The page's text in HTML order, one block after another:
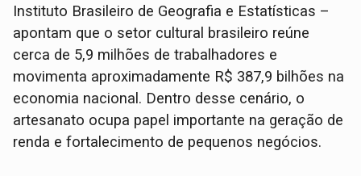
Instituto Brasileiro de Geografia e Estatísticas –
apontam que o setor cultural brasileiro reúne
cerca de 5,9 milhões de trabalhadores e
movimenta aproximadamente R$ 387,9 bilhões na
economia nacional. Dentro desse cenário, o
artesanato ocupa papel importante na geração de
renda e fortalecimento de pequenos negócios.